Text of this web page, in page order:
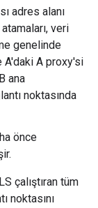
adres alanı
veri
genelinde
A'daki A proxy'si
ana
noktasında
önce
çalıştıran tüm
noktasını